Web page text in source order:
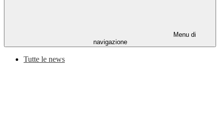
Menu di
navigazione
Tutte le news